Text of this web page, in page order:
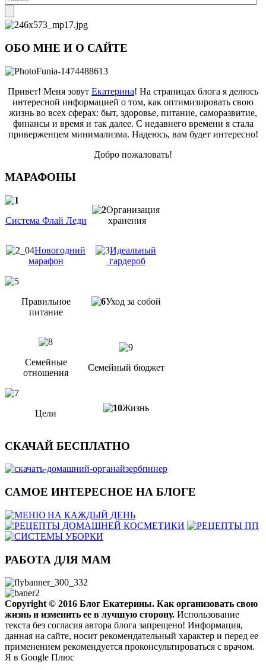
ОБО МНЕ И О САЙТЕ
Привет! Меня зовут Екатерина! На страницах блога я делюсь
интересной информацией о том, как оптимизировать свою
жизнь во всех сферах: быт, здоровье, питание, саморазвитие,
финансы и время и так далее. С недавнего времени я стала
приверженцем минимализма. Надеюсь, вам будет интересно!
Добро пожаловать!
МАРАФОНЫ
Система Флай Леди
Организация
хранения
Новогодний
марафон
Идеальный
гардероб
Правильное
питание
Уход за собой
Семейные
отношения
Семейный бюджет
Цели
Жизнь
СКАЧАЙ БЕСПЛАТНО
САМОЕ ИНТЕРЕСНОЕ НА БЛОГЕ
РАБОТА ДЛЯ МАМ
Copyright © 2016 Блог Екатерины. Как организовать свою
жизнь и изменить ее в лучшую сторону. Использование
текста без согласия автора блога запрещено! Информация,
данная на сайте, носит рекомендательный характер и перед ее
применением рекомендуется проконсультироваться с врачом.
Я в Google Плюс